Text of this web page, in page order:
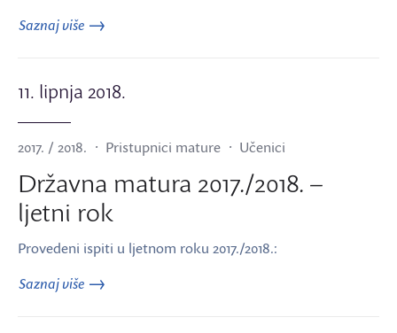
Saznaj više
11. lipnja 2018.
2017. / 2018. Pristupnici mature Učenici
Državna matura 2017./2018. –
ljetni rok
Provedeni ispiti u ljetnom roku 2017./2018.:
Saznaj više